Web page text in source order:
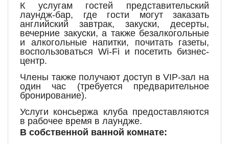
К услугам гостей представительский
лаундж-бар, где гости могут заказать
английский завтрак, закуски, десерты,
вечерние закуски, а также безалкогольные
и алкогольные напитки, почитать газеты,
воспользоваться Wi-Fi и посетить бизнес-
центр.
Члены также получают доступ в VIP-зал на
один час (требуется предварительное
бронирование).
Услуги консьержа клуба предоставляются
в рабочее время в лаундже.
В собственной ванной комнате: